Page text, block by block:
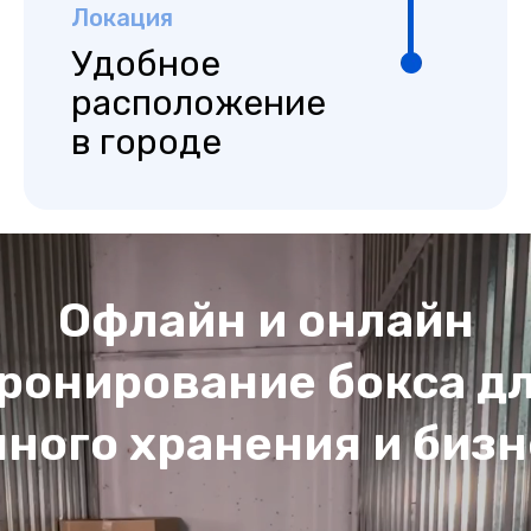
Локация
Удобное
расположение
в городе
Офлайн и онлайн
бокса
хранения и